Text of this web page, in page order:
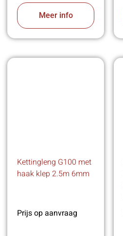
Meer info
Kettingleng G100 met
haak klep 2.5m 6mm
Prijs op aanvraag